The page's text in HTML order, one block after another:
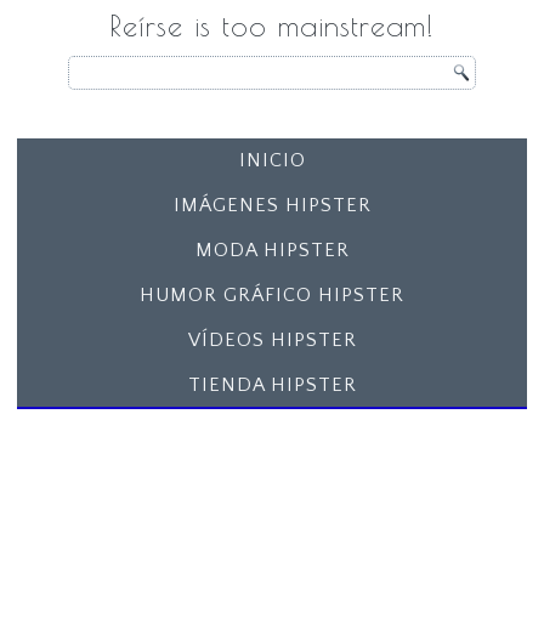
Reírse is too mainstream!
INICIO
IMÁGENES HIPSTER
MODA HIPSTER
HUMOR GRÁFICO HIPSTER
VÍDEOS HIPSTER
TIENDA HIPSTER